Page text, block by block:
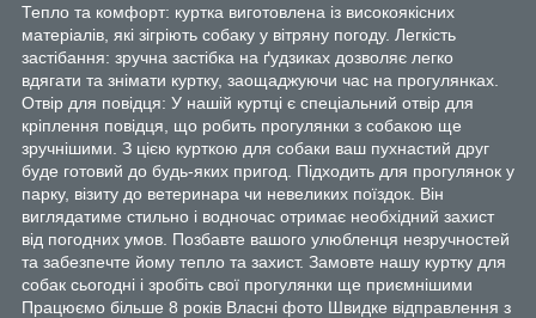
Тепло та комфорт: куртка виготовлена із високоякісних
матеріалів, які зігріють собаку у вітряну погоду. Легкість
застібання: зручна застібка на ґудзиках дозволяє легко
вдягати та знімати куртку, заощаджуючи час на прогулянках.
Отвір для повідця: У нашій куртці є спеціальний отвір для
кріплення повідця, що робить прогулянки з собакою ще
зручнішими. З цією курткою для собаки ваш пухнастий друг
буде готовий до будь-яких пригод. Підходить для прогулянок у
парку, візиту до ветеринара чи невеликих поїздок. Він
виглядатиме стильно і водночас отримає необхідний захист
від погодних умов. Позбавте вашого улюбленця незручностей
та забезпечте йому тепло та захист. Замовте нашу куртку для
собак сьогодні і зробіть свої прогулянки ще приємнішими
Працюємо більше 8 років Власні фото Швидке відправлення з